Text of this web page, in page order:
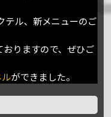
テル、新メニューのご
りますので、ぜひご
ができました。